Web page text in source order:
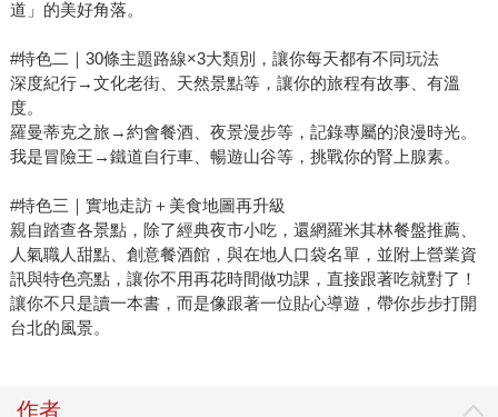
道」的美好角落。
#特色二｜30條主題路線×3大類別，讓你每天都有不同玩法
深度紀行→文化老街、天然景點等，讓你的旅程有故事、有溫
度。
羅曼蒂克之旅→約會餐酒、夜景漫步等，記錄專屬的浪漫時光。
我是冒險王→鐵道自行車、暢遊山谷等，挑戰你的腎上腺素。
#特色三｜實地走訪＋美食地圖再升級
親自踏查各景點，除了經典夜市小吃，還網羅米其林餐盤推薦、
人氣職人甜點、創意餐酒館，與在地人口袋名單，並附上營業資
訊與特色亮點，讓你不用再花時間做功課，直接跟著吃就對了！
讓你不只是讀一本書，而是像跟著一位貼心導遊，帶你步步打開
台北的風景。
作者